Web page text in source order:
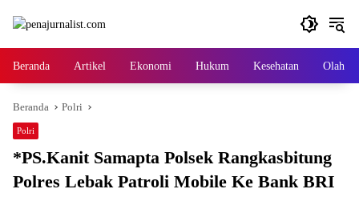
Beranda Artikel Ekonomi Hukum Kesehatan Olah
Beranda Polri
Polri
*PS.Kanit Samapta Polsek Rangkasbitung
Polres Lebak Patroli Mobile Ke Bank BRI